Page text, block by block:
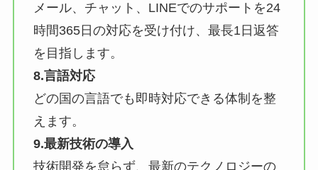
メール、チャット、LINEでのサポートを24
時間365日の対応を受け付け、最長1日返答
を目指します。
8.言語対応
どの国の言語でも即時対応できる体制を整
えます。
9.最新技術の導入
技術開発を怠らず、最新のテクノロジーの